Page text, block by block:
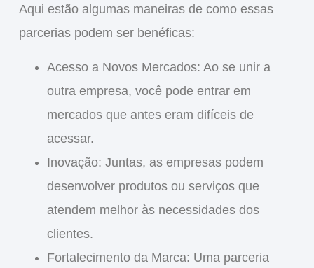
Aqui estão algumas maneiras de como essas
parcerias podem ser benéficas:
Acesso a Novos Mercados: Ao se unir a
outra empresa, você pode entrar em
mercados que antes eram difíceis de
acessar.
Inovação: Juntas, as empresas podem
desenvolver produtos ou serviços que
atendem melhor às necessidades dos
clientes.
Fortalecimento da Marca: Uma parceria